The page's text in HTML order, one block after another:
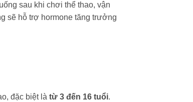
sau khi chơi thể thao, vận
sẽ hỗ trợ hormone tăng trưởng
đặc biệt là từ 3 đến 16 tuổi.